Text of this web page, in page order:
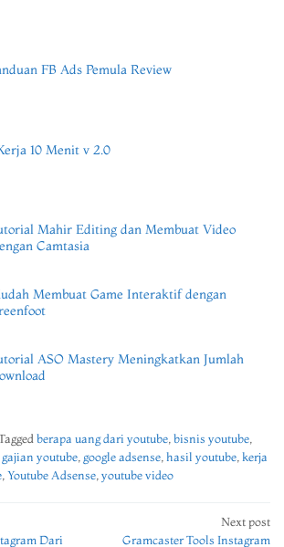
FB Ads Pemula Review
10 Menit v 2.0
Mahir Editing dan Membuat Video
Camtasia
Membuat Game Interaktif dengan
ASO Mastery Meningkatkan Jumlah
berapa uang dari youtube bisnis youtube
gajian youtube google adsense hasil youtube kerja
Youtube Adsense youtube video
Dari
Next post
Gramcaster Tools Instagram